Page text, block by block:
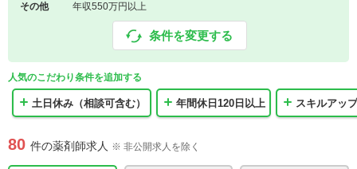
その他
年収550万円以上
条件を変更する
人気のこだわり条件を追加する
土日休み（相談可含む） 年間休日120日以上 スキルアップ
80 件の薬剤師求人 ※ 非公開求人を除く